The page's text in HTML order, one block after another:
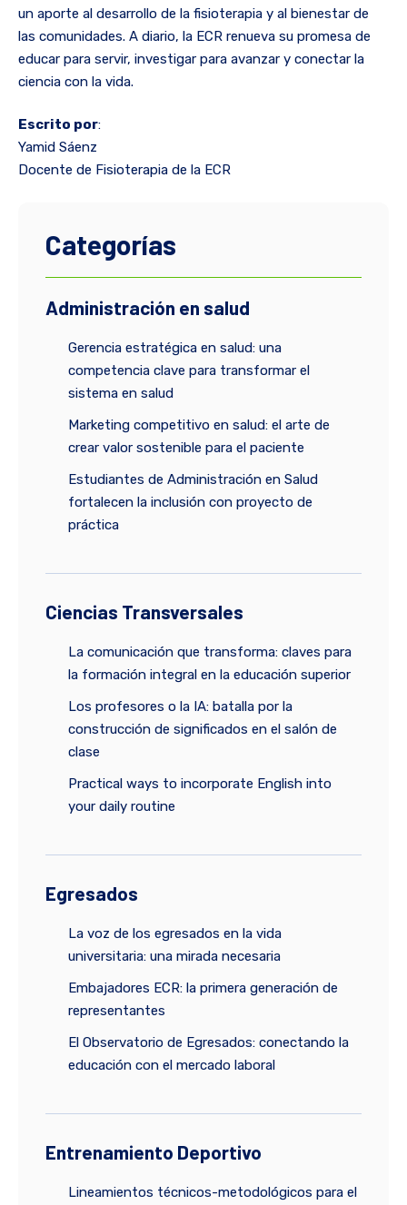
un aporte al desarrollo de la fisioterapia y al bienestar de
las comunidades. A diario, la ECR renueva su promesa de
educar para servir, investigar para avanzar y conectar la
ciencia con la vida.
Escrito por:
Yamid Sáenz
Docente de Fisioterapia de la ECR
Categorías
Administración en salud
Gerencia estratégica en salud: una
competencia clave para transformar el
sistema en salud
Marketing competitivo en salud: el arte de
crear valor sostenible para el paciente
Estudiantes de Administración en Salud
fortalecen la inclusión con proyecto de
práctica
Ciencias Transversales
La comunicación que transforma: claves para
la formación integral en la educación superior
Los profesores o la IA: batalla por la
construcción de significados en el salón de
clase
Practical ways to incorporate English into
your daily routine
Egresados
La voz de los egresados en la vida
universitaria: una mirada necesaria
Embajadores ECR: la primera generación de
representantes
El Observatorio de Egresados: conectando la
educación con el mercado laboral
Entrenamiento Deportivo
Lineamientos técnicos-metodológicos para el